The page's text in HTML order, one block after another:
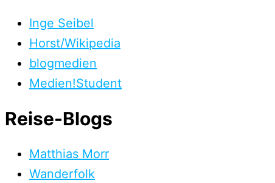
Inge Seibel
Horst/Wikipedia
blogmedien
Medien!Student
Reise-Blogs
Matthias Morr
Wanderfolk